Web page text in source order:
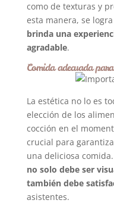
como de texturas y
esta manera, se
brinda una
agradable.
Comida adecuada
La estética no lo es
elección de los
cocción en el
crucial para
una deliciosa
no solo debe ser
también debe
asistentes.